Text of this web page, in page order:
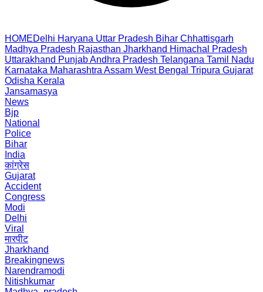
HOMEDelhi Haryana Uttar Pradesh Bihar Chhattisgarh
Madhya Pradesh Rajasthan Jharkhand Himachal Pradesh
Uttarakhand PunjabAndhra Pradesh Telangana Tamil Nadu
Karnataka Maharashtra Assam West Bengal Tripura Gujarat
Odisha Kerala
Jansamasya
News
Bjp
National
Police
Bihar
India
कांग्रेस
Gujarat
Accident
Congress
Modi
Delhi
Viral
मारपीट
Jharkhand
Breakingnews
Narendramodi
Nitishkumar